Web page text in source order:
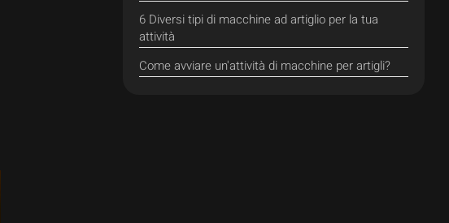
6 Diversi tipi di macchine ad artiglio per la tua
attività
Come avviare un'attività di macchine per artigli?